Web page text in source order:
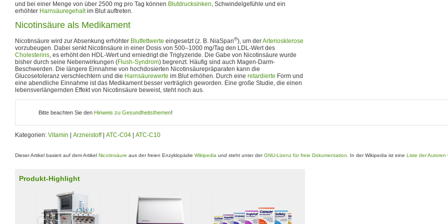
und bei einer Menge von über 2500 mg pro Tag können Blutdrucksinken, Schwindelgefühle und ein
erhöhter Harnsäuregehaltim Blut auftreten.
Nicotinsäure als Medikament
Nicotinsäure wird zur Absenkung erhöhter Blutfettwerte eingesetzt (z. B. NiaSpan®), um derArteriosklerose
vorzubeugen. Dabei senkt Nicotinsäure in einer Dosis von 500–1000 mg/Tag den LDL-Wert des
Cholesterins, es erhöht den HDL-Wert und erniedrigt die Triglyzeride. Die Gabe von Nicotinsäure wurde
bisher durch seine Nebenwirkungen (Flush-Syndrom) begrenzt. Häufig sind auch Magen-Darm-
Beschwerden. Die längere Einnahme von hochdosierten Nicotinsäurepräparaten kann die
Glucosetoleranz verschlechtern und die Harnsäurewerte im Blut erhöhen. Durch eine retardierte Form und
eine abendliche Einnahme ist das Medikament besser verträglich geworden. Eine große Studie, die einen
lebensverlängernden Effekt von Nicotinsäure beweist, steht noch aus.
Bitte beachten Sie den Hinweis zu Gesundheitsthemen!
Kategorien: Vitamin Arzneistoff| ATC-C04 ATC-C10
Dieser Artikel basiert auf dem Artikel Nicotinsäure aus der freien Enzyklopädie Wikipedia und steht unter derGNU-Lizenz für freie Dokumentation . In der Wikipedia ist eine Liste der Autoren
Produkt-Highlight